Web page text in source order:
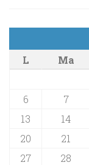
L
Ma
6
7
13
14
20
21
27
28